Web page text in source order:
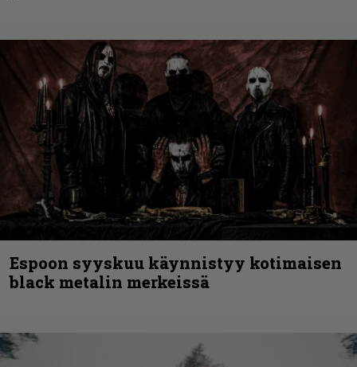
Espoon syyskuu käynnistyy kotimaisen
black metalin merkeissä